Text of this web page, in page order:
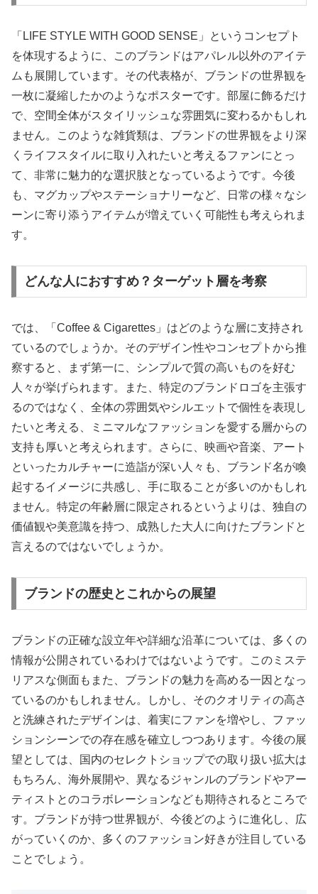
「LIFE STYLE WITH GOOD SENSE」というコンセプト
を体現するように、このブランドはアパレル以外のアイテ
ムも展開しています。その代表格が、ブランドの世界観を
一枚に凝縮したかのようなポスターです。部屋に飾るだけ
で、空間全体がスタイリッシュな雰囲気に変わるかもしれ
ません。このような雑貨類は、ブランドの世界観をより深
くライフスタイルに取り入れたいと考えるファンにとっ
て、非常に魅力的な選択肢となっているようです。今後
も、マグカップやステーショナリーなど、日常の様々なシ
ーンに寄り添うアイテムが増えていく可能性も考えられま
す。
どんな人におすすめ？ターゲット層を考察
では、「Coffee & Cigarettes」はどのような層に支持され
ているのでしょうか。そのデザイン性やコンセプトから推
察すると、まず第一に、シンプルで質の高いものを好む
人々が挙げられます。また、特定のブランドロゴを主張す
るのではなく、全体の雰囲気やシルエットで個性を表現し
たいと考える、ミニマルなファッションを愛する層からの
支持も厚いと考えられます。さらに、映画や音楽、アート
といったカルチャーに造詣が深い人々も、ブランド名が喚
起するイメージに共感し、手に取ることが多いのかもしれ
ません。特定の年齢層に限定されるというよりは、独自の
価値観や美意識を持つ、成熟した大人に向けたブランドと
言えるのではないでしょうか。
ブランドの歴史とこれからの展望
ブランドの正確な設立年や詳細な沿革については、多くの
情報が公開されているわけではないようです。このミステ
リアスな側面もまた、ブランドの魅力を高める一因となっ
ているのかもしれません。しかし、そのクオリティの高さ
と洗練されたデザインは、着実にファンを増やし、ファッ
ションシーンでの存在感を確立しつつあります。今後の展
望としては、国内のセレクトショップでの取り扱い拡大は
もちろん、海外展開や、異なるジャンルのブランドやアー
ティストとのコラボレーションなども期待されるところで
す。ブランドが持つ世界観が、今後どのように進化し、広
がっていくのか、多くのファッション好きが注目している
ことでしょう。